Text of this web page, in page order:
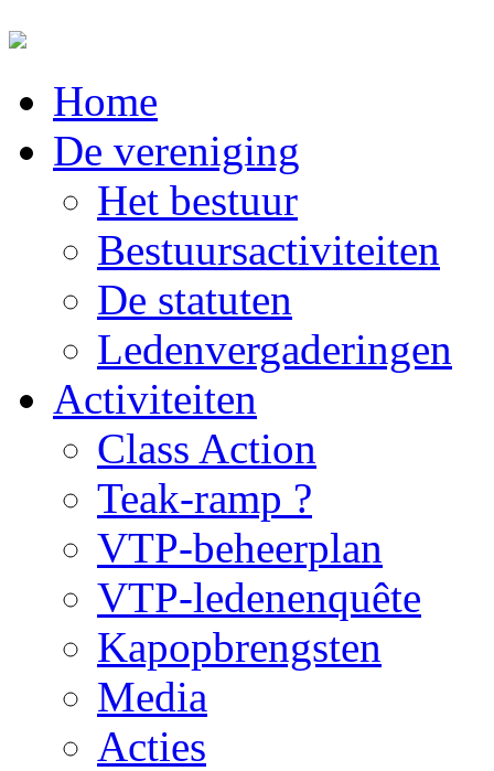
Home
De vereniging
Het bestuur
Bestuursactiviteiten
De statuten
Ledenvergaderingen
Activiteiten
Class Action
Teak-ramp ?
VTP-beheerplan
VTP-ledenenquête
Kapopbrengsten
Media
Acties